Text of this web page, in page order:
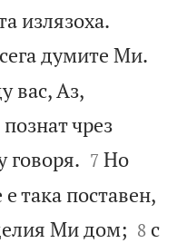
излязоха.
думите Ми.
вас, Аз,
чрез
говоря. 

7 Но
така поставен,
Ми дом; 

8 с